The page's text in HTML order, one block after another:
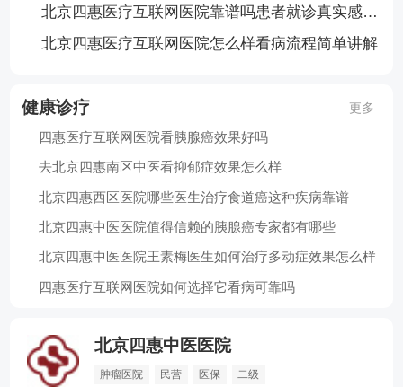
北京四惠医疗互联网医院靠谱吗患者就诊真实感受汇总
北京四惠医疗互联网医院怎么样看病流程简单讲解
健康诊疗 更多
四惠医疗互联网医院看胰腺癌效果好吗
去北京四惠南区中医看抑郁症效果怎么样
北京四惠西区医院哪些医生治疗食道癌这种疾病靠谱
北京四惠中医医院值得信赖的胰腺癌专家都有哪些
北京四惠中医医院王素梅医生如何治疗多动症效果怎么样
四惠医疗互联网医院如何选择它看病可靠吗
北京四惠中医医院
肿瘤医院 民营 医保 二级